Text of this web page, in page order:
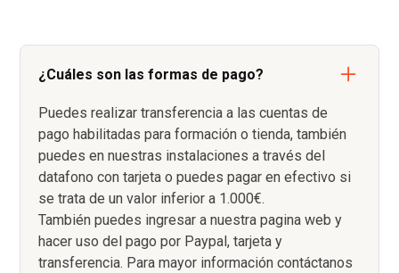
¿Cuáles son las formas de pago?
Puedes realizar transferencia a las cuentas de
pago habilitadas para formación o tienda, también
puedes en nuestras instalaciones a través del
datafono con tarjeta o puedes pagar en efectivo si
se trata de un valor inferior a 1.000€.
También puedes ingresar a nuestra pagina web y
hacer uso del pago por Paypal, tarjeta y
transferencia. Para mayor información contáctanos